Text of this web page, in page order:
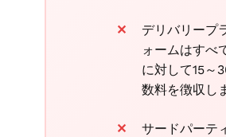
デリバリープ
ォームはすべ
に対して15～
数料を徴収し
サードパーテ